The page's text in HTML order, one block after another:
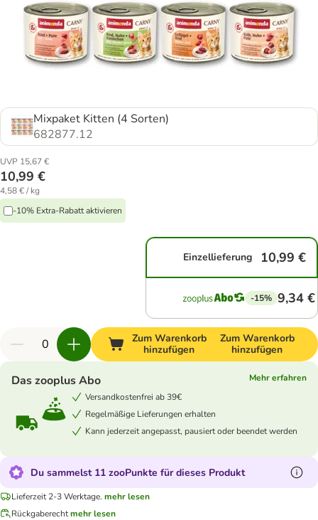
Mixpaket Kitten (4 Sorten)
682877.12
UVP 15,67 €
10,99 €
4,58 € / kg
-10% Extra-Rabatt aktivieren
Einzellieferung 10,99 €
-15% 9,34 €
Zum Warenkorb
hinzufügen
Zum Warenkorb
hinzufügen
Das zooplus Abo
Mehr erfahren
Versandkostenfrei ab 39€
Regelmäßige Lieferungen erhalten
Kann jederzeit angepasst, pausiert oder beendet werden
Du sammelst 11 zooPunkte für dieses Produkt
Lieferzeit 2-3 Werktage. mehr lesen
Rückgaberechtmehr lesen